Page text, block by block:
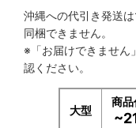
沖縄への代引き発送は
同梱できません。
※「お届けできません
認ください。
大型
商